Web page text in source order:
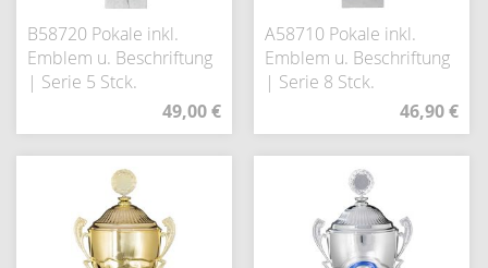
B58720 Pokale inkl.
Emblem u. Beschriftung
| Serie 5 Stck.
49,00 €
A58710 Pokale inkl.
Emblem u. Beschriftung
| Serie 8 Stck.
46,90 €